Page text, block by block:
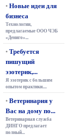
•Новые идеи для
бизнеса
Технологии,
предлагаемые ООО ЧЭБ
«Дениго»...
•Требуется
пишущий
эзотерик,...
Я эзотерик с большим
опытом практики....
•Ветеринария у
Вас на дому по...
Ветеринарная служба
ДИНГО предлагает
полный...